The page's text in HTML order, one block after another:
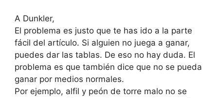
A Dunkler,
El problema es justo que te has ido a la parte
fácil del artículo. Si alguien no juega a ganar,
puedes dar las tablas. De eso no hay duda. El
problema es que también dice que no se pueda
ganar por medios normales.
Por ejemplo, alfil y peón de torre malo no se